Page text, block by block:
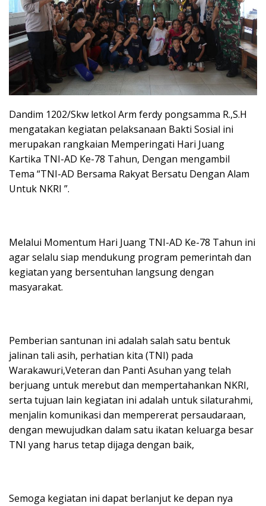
Dandim 1202/Skw letkol Arm ferdy pongsamma R.,S.H
mengatakan kegiatan pelaksanaan Bakti Sosial ini
merupakan rangkaian Memperingati Hari Juang
Kartika TNI-AD Ke-78 Tahun, Dengan mengambil
Tema “TNI-AD Bersama Rakyat Bersatu Dengan Alam
Untuk NKRI ”.
Melalui Momentum Hari Juang TNI-AD Ke-78 Tahun ini
agar selalu siap mendukung program pemerintah dan
kegiatan yang bersentuhan langsung dengan
masyarakat.
Pemberian santunan ini adalah salah satu bentuk
jalinan tali asih, perhatian kita (TNI) pada
Warakawuri,Veteran dan Panti Asuhan yang telah
berjuang untuk merebut dan mempertahankan NKRI,
serta tujuan lain kegiatan ini adalah untuk silaturahmi,
menjalin komunikasi dan mempererat persaudaraan,
dengan mewujudkan dalam satu ikatan keluarga besar
TNI yang harus tetap dijaga dengan baik,
Semoga kegiatan ini dapat berlanjut ke depan nya